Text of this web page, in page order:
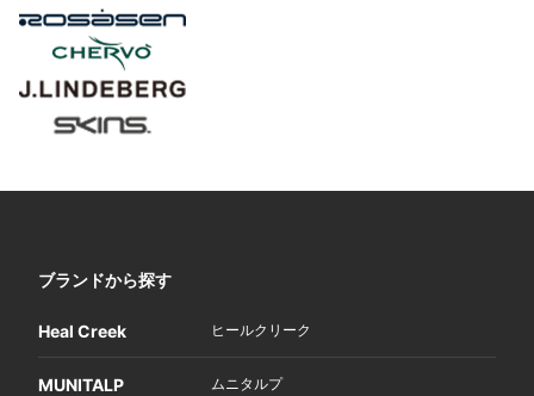
ブランドから探す
Heal Creek ヒールクリーク
MUNITALP ムニタルプ